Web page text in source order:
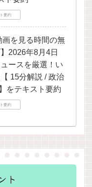
要約
画を見る時間の無
2026年8月4日
ースを厳選！い
15分解説 / 政治
をテキスト要約
要約
ト